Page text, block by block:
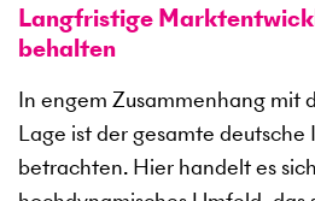
Langfristige
behalten
In engem Zusammenhang mit
Lage ist der gesamte
betrachten. Hier handelt es